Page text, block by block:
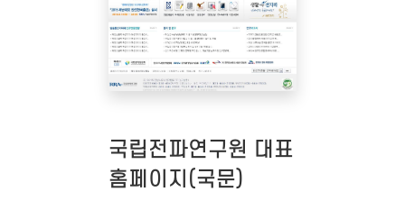
국립전파연구원 대표
홈페이지(국문)